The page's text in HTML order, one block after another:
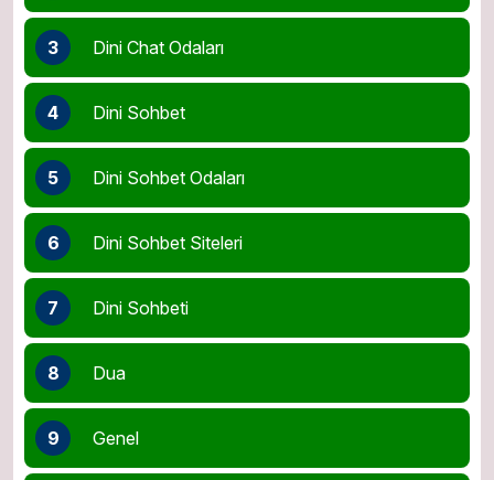
3 Dini Chat Odaları
4 Dini Sohbet
5 Dini Sohbet Odaları
6 Dini Sohbet Siteleri
7 Dini Sohbeti
8 Dua
9 Genel